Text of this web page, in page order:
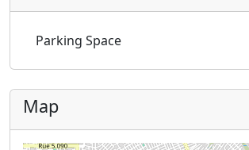
Parking Space
Map